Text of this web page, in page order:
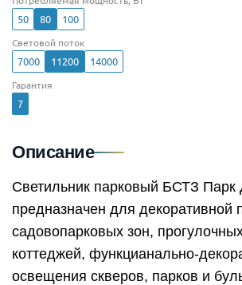
50 80 100
Световой поток
7000 11200 14000
Гарантия
7
Описание
Светильник парковый БСТЗ Парк
предназначен для декоративной
садовопарковых зон,
коттеджей, функцианально-
освещения скверов, парков и